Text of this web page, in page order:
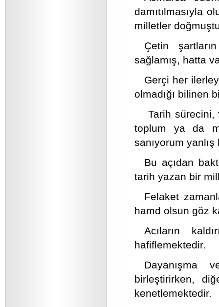
damıtılmasıyla
milletler
Çetin
sağlamış, hatta
Gerçi her
olmadığı bilinen
Tarih sürecini,
toplum ya da
sanıyorum
Bu açıdan
tarih yazan bir
Felaket
hamd olsun göz
Acıların
hafiflemektedir.
Dayanışma
birleştirirken,
kenetlemektedir.